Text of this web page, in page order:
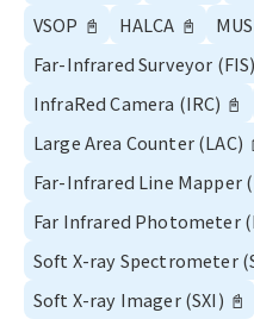
VSOP 📓 HALCA 📓
Far-Infrared Surveyor (FIS)
InfraRed Camera (IRC) 📓
Large Area Counter (LAC)
Far-Infrared Line Mapper
Far Infrared Photometer
Soft X-ray Spectrometer
Soft X-ray Imager (SXI) 📓